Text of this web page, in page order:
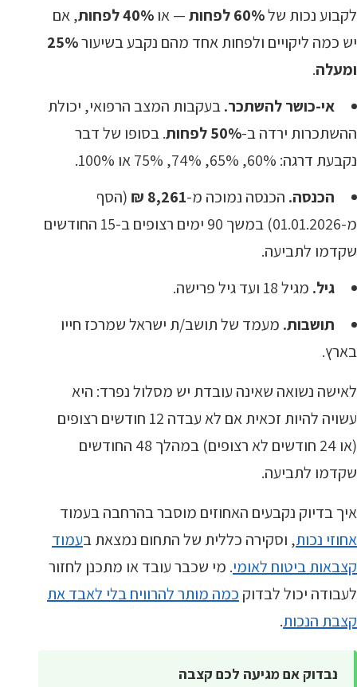
לקבוע נכות של60% לפחות — או40% לפחות
, אם
יש כמה ליקויים ולפחות אחד מהם נקבע בשיעור25%
ומעלה.
אי-כושר להשתכר.בעקבות המצב הרפואי, יכולת
ההשתכרות ירדה ב-50% לפחות
. בסופו של דבר
נקבעת דרגה: 60%, 65%, 74%, 75% או 100%.
הכנסה. הכנסה נמוכה מ-8,261 ₪
(הסף
מ-01.01.2026) במשך 90 ימים רצופים ב-15 החודשים
שקדמו לתביעה.
גיל. מגיל 18 ועד גיל פרישה.
תושבות. מעמד של תושב/ת ישראל שמרכז חייו
בארץ.
לאישה נשואה שאינה עובדת יש מסלול נפרד: היא
עשויה להיות זכאית אם לא עבדה 12 חודשים רצופים
(או 24 חודשים לא רצופים) במהלך 48 החודשים
שקדמו לתביעה.
איך בדיוק נקבעים האחוזים מוסבר בהרחבה בעמוד
אחוזי נכות, וסקירה כללית של התחום נמצאת בעמוד
קצבאות ביטוח לאומי. מי שכבר עובד או מתכנן לחזור
לעבודה יכול לבדוק כמה מותר להרוויח בלי לאבד את
קצבת הנכות.
נבדוק אם מגיעה לכם קצבה